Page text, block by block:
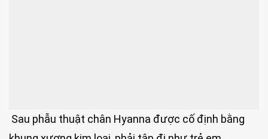
Sau phẫu thuật chân Hyanna được cố định bằng